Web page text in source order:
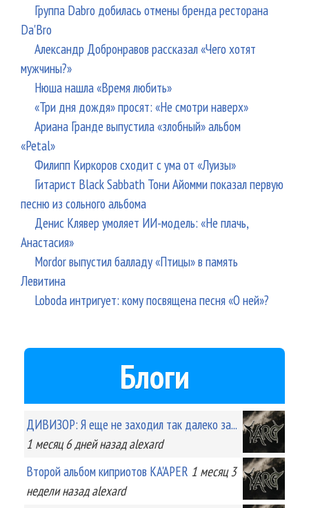
Группа Dabro добилась отмены бренда ресторана
Da'Bro
Александр Добронравов рассказал «Чего хотят
мужчины?»
Нюша нашла «Время любить»
«Три дня дождя» просят: «Не смотри наверх»
Ариана Гранде выпустила «злобный» альбом
«Petal»
Филипп Киркоров сходит с ума от «Луизы»
Гитарист Black Sabbath Тони Айомми показал первую
песню из сольного альбома
Денис Клявер умоляет ИИ-модель: «Не плачь,
Анастасия»
Mordor выпустил балладу «Птицы» в память
Левитина
Loboda интригует: кому посвящена песня «О ней»?
Блоги
ДИВИЗОР: Я еще не заходил так далеко за...
1 месяц 6 днейназад alexard
Второй альбом киприотов KA'APER 1 месяц 3
неделиназад alexard